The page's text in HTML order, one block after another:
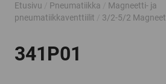
Etusivu Pneumatiikka
Magneetti- ja
pneumatiikkaventtiilit
3/2-5/2
341P01